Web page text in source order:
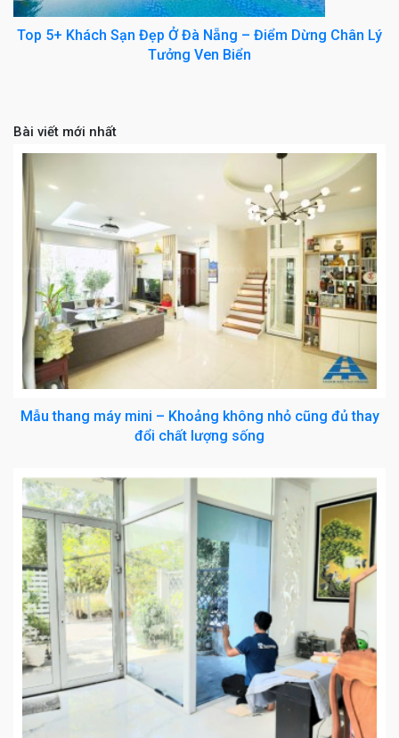
Top 5+ Khách Sạn Đẹp Ở Đà Nẵng – Điểm Dừng Chân Lý
Tưởng Ven Biển
Bài viết mới nhất
Mẫu thang máy mini – Khoảng không nhỏ cũng đủ thay
đổi chất lượng sống